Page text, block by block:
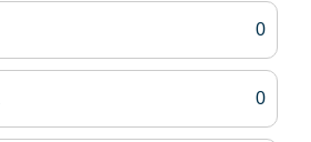
0
0